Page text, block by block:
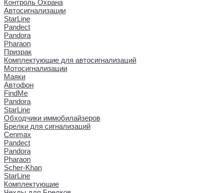
Контроль Охрана
Автосигнализации
StarLine
Pandect
Pandora
Pharaon
Призрак
Комплектующие для автосигнализаций
Мотосигнализации
Маяки
Автофон
FindMe
Pandora
StarLine
Обходчики иммобилайзеров
Брелки для сигнализаций
Cenmax
Pandect
Pandora
Pharaon
Scher-Khan
StarLine
Комплектующие